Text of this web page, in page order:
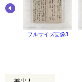
フルサイズ画像3